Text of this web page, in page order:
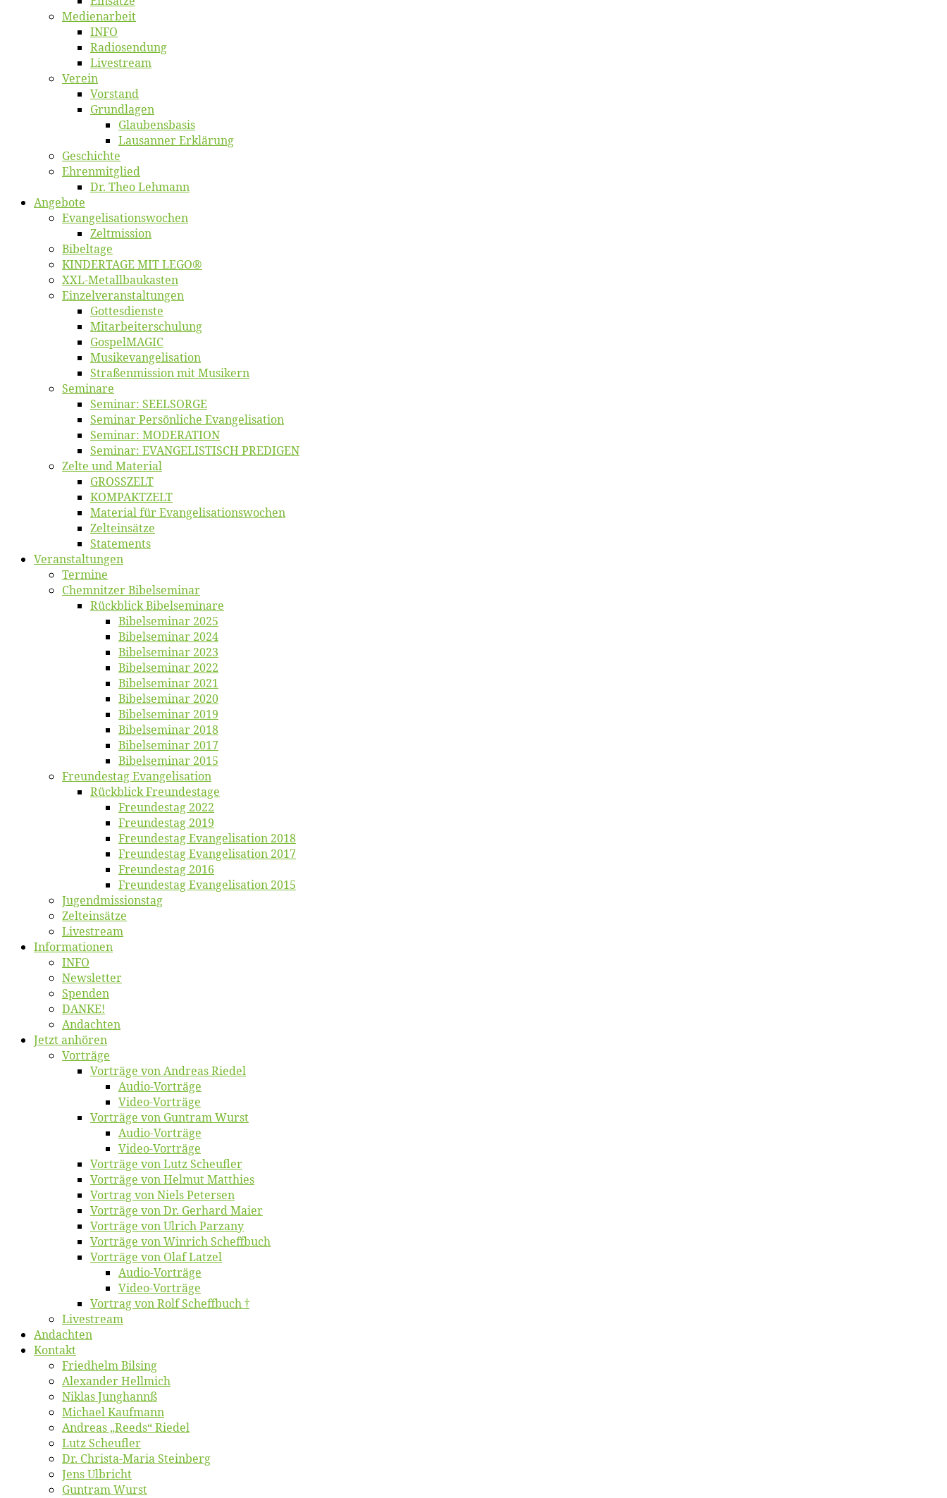
Me­di­en­ar­beit
INFO
Ra­dio­sen­dung
Live­stream
Ver­ein
Vor­stand
Grund­la­gen
Glaubens­ba­sis
Lausan­ner Erklärung
Ge­schich­te
Eh­ren­mit­glied
Dr. Theo Lehmann
An­ge­bo­te
Evangelisa­tions­wo­chen
Zelt­mis­si­on
Bi­bel­ta­ge
KINDERTAGE MIT LEGO®
XXL-Me­­tal­l­­bau­­kas­­ten
Einzelver­an­stal­tungen
Got­tes­diens­te
Mitarbeiter­schulung
Gos­pel­MA­GIC
Musikevan­ge­li­sa­tion
Straßenmis­sion mit Musikern
Se­mi­na­re
Se­mi­nar: SEELSORGE
Se­mi­nar Per­sön­li­che Evangelisation
Se­mi­nar: MODERATION
Se­mi­nar: EVANGELISTISCH PREDIGEN
Zel­te und Material
GROSSZELT
KOMPAKTZELT
Ma­te­ri­al für Evangelisationswochen
Zelt­ein­sät­ze
State­ments
Ver­an­stal­tun­gen
Ter­mi­ne
Chemnit­zer Bibelseminar
Rück­blick Bibelseminare
Bi­bel­se­mi­nar 2025
Bi­bel­se­mi­nar 2024
Bi­bel­se­mi­nar 2023
Bi­bel­se­mi­nar 2022
Bi­bel­se­mi­nar 2021
Bi­bel­se­mi­nar 2020
Bi­bel­se­mi­nar 2019
Bi­bel­se­mi­nar 2018
Bibelsemi­nar 2017
Bibelsemi­nar 2015
Freun­des­tag Evangelisation
Rück­blick Freundestage
Freun­des­tag 2022
Freun­des­tag 2019
Freun­des­tag Evan­ge­li­sa­ti­on 2018
Freun­des­tag Evan­ge­li­sa­ti­on 2017
Freun­des­tag 2016
Freun­des­tag Evan­ge­li­sa­ti­on 2015
Jugend­mis­sions­tag
Zelt­ein­sät­ze
Live­stream
Informatio­nen
INFO
News­let­ter
Spen­den
DANKE!
An­dach­ten
Jetzt an­hö­ren
Vor­trä­ge
Vor­trä­ge von An­dre­as Riedel
Au­dio-Vor­trä­ge
Vi­deo-Vor­trä­ge
Vor­trä­ge von Gun­tram Wurst
Au­dio-Vor­trä­ge
Vi­deo-Vor­trä­ge
Vor­trä­ge von Lutz Scheufler
Vor­trä­ge von Hel­mut Matthies
Vor­trag von Niels Petersen
Vor­trä­ge von Dr. Ger­hard Maier
Vor­trä­ge von Ul­rich Parzany
Vor­trä­ge von Win­rich Scheffbuch
Vor­trä­ge von Olaf Latzel
Au­dio-Vor­trä­ge
Vi­deo-Vor­trä­ge
Vor­trag von Rolf Scheffbuch †
Live­stream
An­dach­ten
Kon­takt
Fried­helm Bilsing
Alex­an­der Hellmich
Ni­klas Junghannß
Mi­cha­el Kaufmann
An­dre­as „Reeds“ Riedel
Lutz Scheuf­ler
Dr. Chris­­ta-Ma­ria Steinberg
Jens Ulb­richt
Gun­tram Wurst